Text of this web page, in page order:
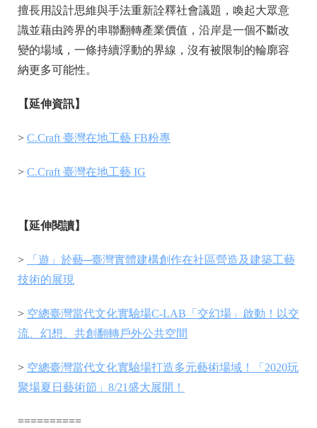
擅長用設計思維與手法重新詮釋社會議題，喚起大眾意
識並藉由跨界的串聯翻轉產業價值，沿岸是一個不斷改
變的場域，一條持續浮動的界線，沒有被限制的輪廓容
納更多可能性。
【延伸資訊】
> C.Craft 臺灣在地工藝 FB粉專
> C.Craft 臺灣在地工藝 IG
【延伸閱讀】
>
「遊」於藝─臺灣實體建構創作在社區營造及建築工藝
技術的展現
> 空總臺灣當代文化實驗場C-LAB「交幻場」啟動！以交
流、幻想、共創翻轉戶外公共空間
> 空總臺灣當代文化實驗場打造多元藝術場域！「2020玩
聚場夏日藝術節」8/21盛大展開！
==========